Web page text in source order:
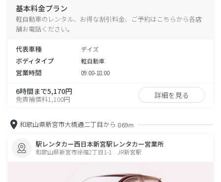
基本料金プラン
軽自動車のレンタル、お得な割引料金、ご予約はこちらから各店
舗お電話ください。
代表車種 デイズ
ボディタイプ 軽自動車
営業時間 09:00-18:00
6時間まで5,170円
免責補償料1,100円 詳細を見る
和歌山県新宮市大橋通二丁目から 869m
駅レンタカー西日本新宮駅レンタカー営業所
和歌山県新宮市徐福2丁目1-1 JR新宮駅